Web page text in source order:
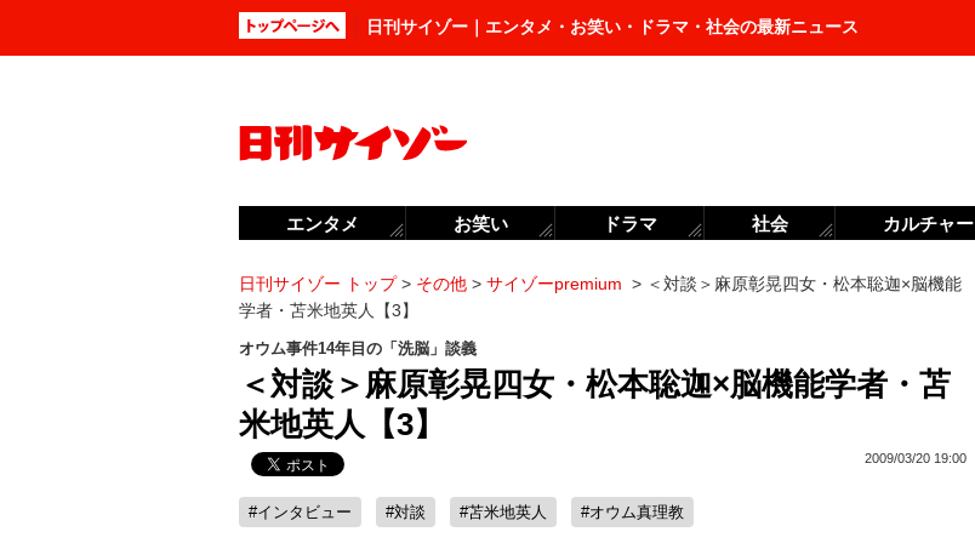
日刊サイゾー｜エンタメ・お笑い・ドラマ・社会の最新ニュース
日刊サイゾー トップ> その他 > サイゾーpremium > ＜対談＞麻原彰晃四女・松本聡迦×脳機能
学者・苫米地英人【3】
オウム事件14年目の「洗脳」談義
＜対談＞麻原彰晃四女・松本聡迦×脳機能学者・苫
米地英人【3】
2009/03/20 19:00
#インタビュー #対談 #苫米地英人 #オウム真理教
エンタメ お笑い ドラマ 社会 カルチャー